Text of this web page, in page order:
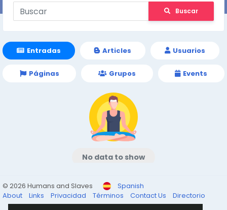
Buscar
Entradas Articles Usuarios
Páginas Grupos Events
No data to show
© 2026 Humans and Slaves
Spanish
About
Links Privacidad Términos Contact Us Directorio